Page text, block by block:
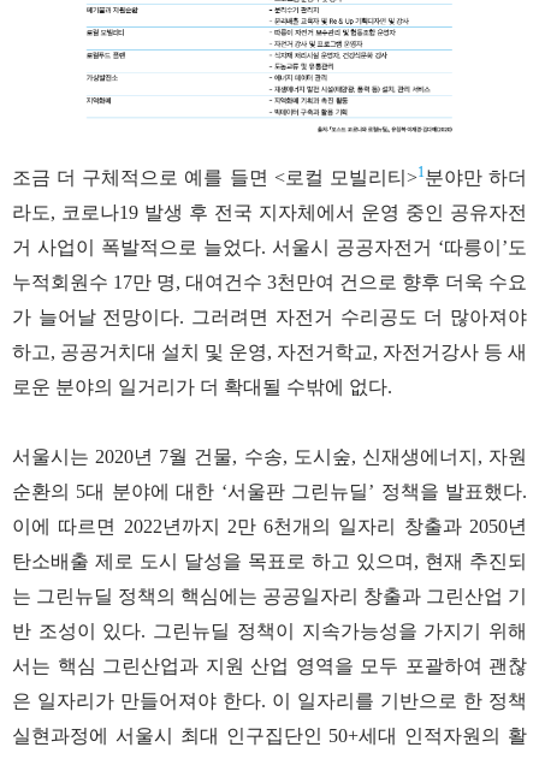
조금 더 구체적으로 예를 들면 <로컬 모빌리티>1분야만 하더
라도, 코로나19 발생 후 전국 지자체에서 운영 중인 공유자전
거 사업이 폭발적으로 늘었다. 서울시 공공자전거 ‘따릉이’도
누적회원수 17만 명, 대여건수 3천만여 건으로 향후 더욱 수요
가 늘어날 전망이다. 그러려면 자전거 수리공도 더 많아져야
하고, 공공거치대 설치 및 운영, 자전거학교, 자전거강사 등 새
로운 분야의 일거리가 더 확대될 수밖에 없다.
서울시는 2020년 7월 건물, 수송, 도시숲, 신재생에너지, 자원
순환의 5대 분야에 대한 ‘서울판 그린뉴딜’ 정책을 발표했다.
이에 따르면 2022년까지 2만 6천개의 일자리 창출과 2050년
탄소배출 제로 도시 달성을 목표로 하고 있으며, 현재 추진되
는 그린뉴딜 정책의 핵심에는 공공일자리 창출과 그린산업 기
반 조성이 있다. 그린뉴딜 정책이 지속가능성을 가지기 위해
서는 핵심 그린산업과 지원 산업 영역을 모두 포괄하여 괜찮
은 일자리가 만들어져야 한다. 이 일자리를 기반으로 한 정책
실현과정에 서울시 최대 인구집단인 50+세대 인적자원의 활